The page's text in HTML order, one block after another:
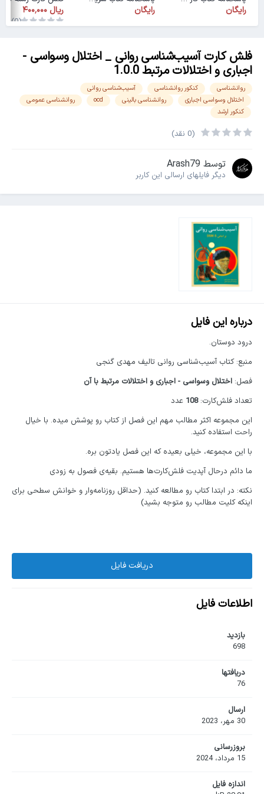
رایگان رایگان
(0)
فلش کارت آسیب‌شناسی روانی _ اختلال وسواسی -
اجباری و اختلالات مرتبط 1.0.0
روانشناسی کنکور روانشناسی
آسیب‌شناسی روانی
اختلال وسواسی اجباری
روانشناسی بالینی ocd
روانشناسی عمومی
کنکور ارشد
(0 نقد)
توسط Arash79
دیگر فایل‎های ارسالی این کاربر
درباره این فایل
درود دوستان.
منبع: کتاب آسیب‌شناسی روانی تالیف مهدی گنجی
فصل: اختلال وسواسی - اجباری و اختلالات مرتبط با آن
تعداد فلش‌کارت:108 عدد
این مجموعه اکثر مطالب مهم این فصل از کتاب رو پوشش میده. با خیال
راحت استفاده کنید.
با این مجموعه، خیلی بعیده که این فصل یادتون بره.
ما دائم درحال آپدیت فلش‌کارت‌ها هستیم. بقیه‌ی فصول به زودی
نکته: در ابتدا کتاب رو مطالعه کنید. (حداقل روزنامه‌وار و خوانش سطحی برای
اینکه کلیت مطالب رو متوجه بشید)
دریافت فایل
اطلاعات فایل
بازدید
698
دریافت‎ها
76
ارسال
30 مهر، 2023
بروزرسانی
15 مرداد، 2024
اندازه فایل